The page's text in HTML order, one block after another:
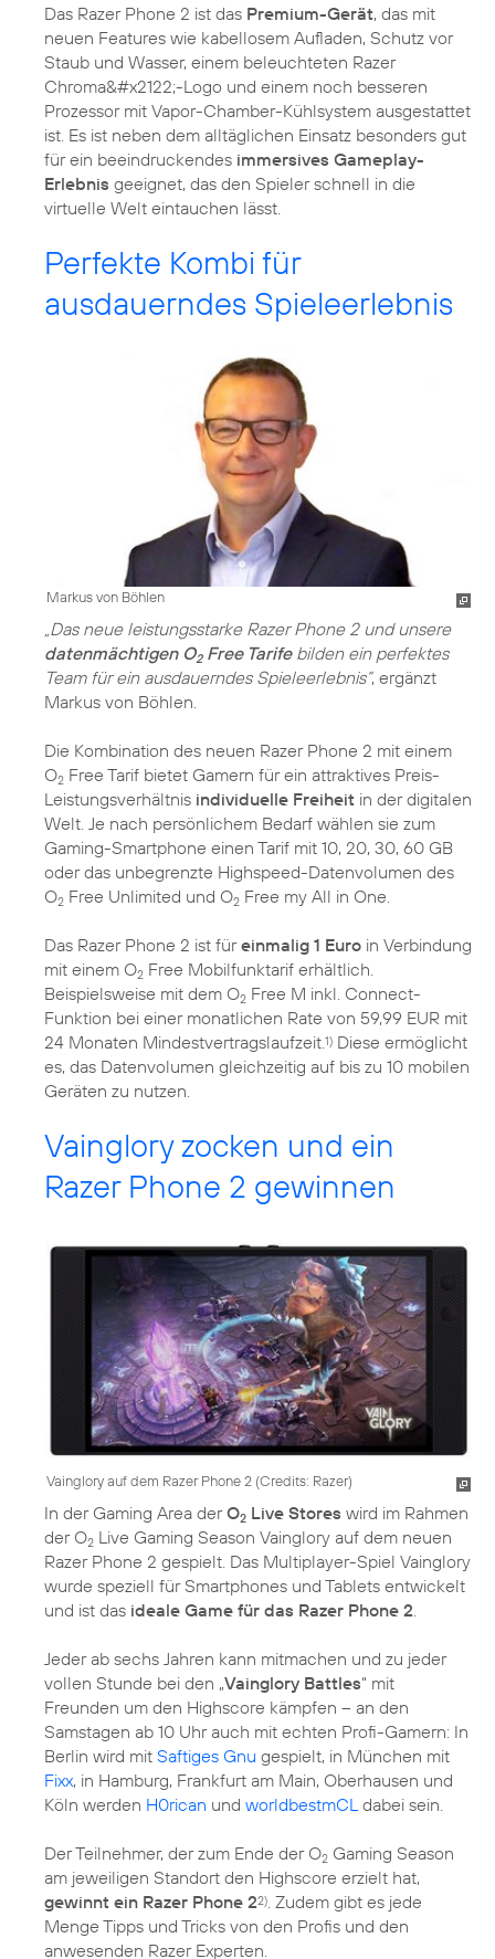
Das Razer Phone 2 ist das Premium-Gerät, das mit
neuen Features wie kabellosem Aufladen, Schutz vor
Staub und Wasser, einem beleuchteten Razer
Chroma&#x2122;-Logo und einem noch besseren
Prozessor mit Vapor-Chamber-Kühlsystem ausgestattet
ist. Es ist neben dem alltäglichen Einsatz besonders gut
für ein beeindruckendes immersives Gameplay-
Erlebnis geeignet, das den Spieler schnell in die
virtuelle Welt eintauchen lässt.
Perfekte Kombi für
ausdauerndes Spieleerlebnis
Markus von Böhlen
„Das neue leistungsstarke Razer Phone 2 und unsere
datenmächtigen O2Free Tarifebilden ein perfektes
Team für ein ausdauerndes Spieleerlebnis“, ergänzt
Markus von Böhlen.
Die Kombination des neuen Razer Phone 2 mit einem
O2 Free Tarif bietet Gamern für ein attraktives Preis-
Leistungsverhältnis individuelle Freiheit in der digitalen
Welt. Je nach persönlichem Bedarf wählen sie zum
Gaming-Smartphone einen Tarif mit 10, 20, 30, 60 GB
oder das unbegrenzte Highspeed-Datenvolumen des
O2 Free Unlimited und O2 Free my All in One.
Das Razer Phone 2 ist füreinmalig 1 Euro in Verbindung
mit einem O2 Free Mobilfunktarif erhältlich.
Beispielsweise mit dem O2 Free M inkl. Connect-
Funktion bei einer monatlichen Rate von 59,99 EUR mit
24 Monaten Mindestvertragslaufzeit.1) Diese ermöglicht
es, das Datenvolumen gleichzeitig auf bis zu 10 mobilen
Geräten zu nutzen.
Vainglory zocken und ein
Razer Phone 2 gewinnen
Vainglory auf dem Razer Phone 2 (Credits: Razer)
In der Gaming Area derO2 Live Stores wird im Rahmen
der O2 Live Gaming Season Vainglory auf dem neuen
Razer Phone 2 gespielt. Das Multiplayer-Spiel Vainglory
wurde speziell für Smartphones und Tablets entwickelt
und ist das ideale Game für das Razer Phone 2
Jeder ab sechs Jahren kann mitmachen und zu jeder
vollen Stunde bei den „Vainglory Battles“ mit
Freunden um den Highscore kämpfen – an den
Samstagen ab 10 Uhr auch mit echten Profi-Gamern: In
Berlin wird mit Saftiges Gnu gespielt, in München mit
Fixx, in Hamburg, Frankfurt am Main, Oberhausen und
Köln werden H0rican und worldbestmCL dabei sein.
Der Teilnehmer, der zum Ende der O2 Gaming Season
am jeweiligen Standort den Highscore erzielt hat,
gewinnt ein Razer Phone 22) . Zudem gibt es jede
Menge Tipps und Tricks von den Profis und den
anwesenden Razer Experten.